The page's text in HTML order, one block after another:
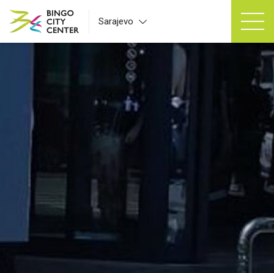
Sarajevo